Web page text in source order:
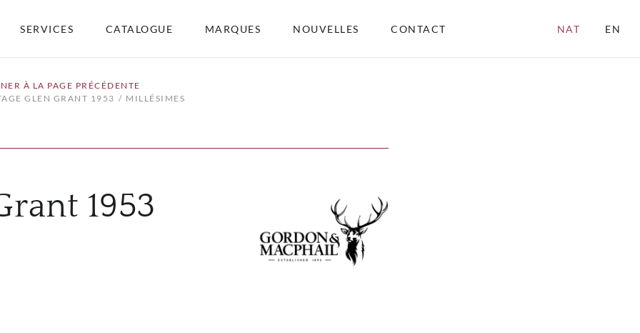
SERVICES CATALOGUE MARQUES NOUVELLES CONTACT NAT EN
À LA PAGE PRÉCÉDENTE
GLEN GRANT 1953
MILLÉSIMES
1953